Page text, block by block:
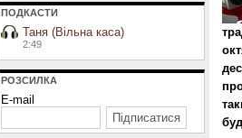
ПОДКАСТИ
Таня (Вільна каса)
2:49
РОЗСИЛКА
E-mail